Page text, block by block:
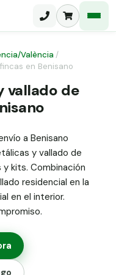
València /
en Benisano
vallado de
a Benisano
y vallado de
kits. Combinación
residencial en la
en el interior.